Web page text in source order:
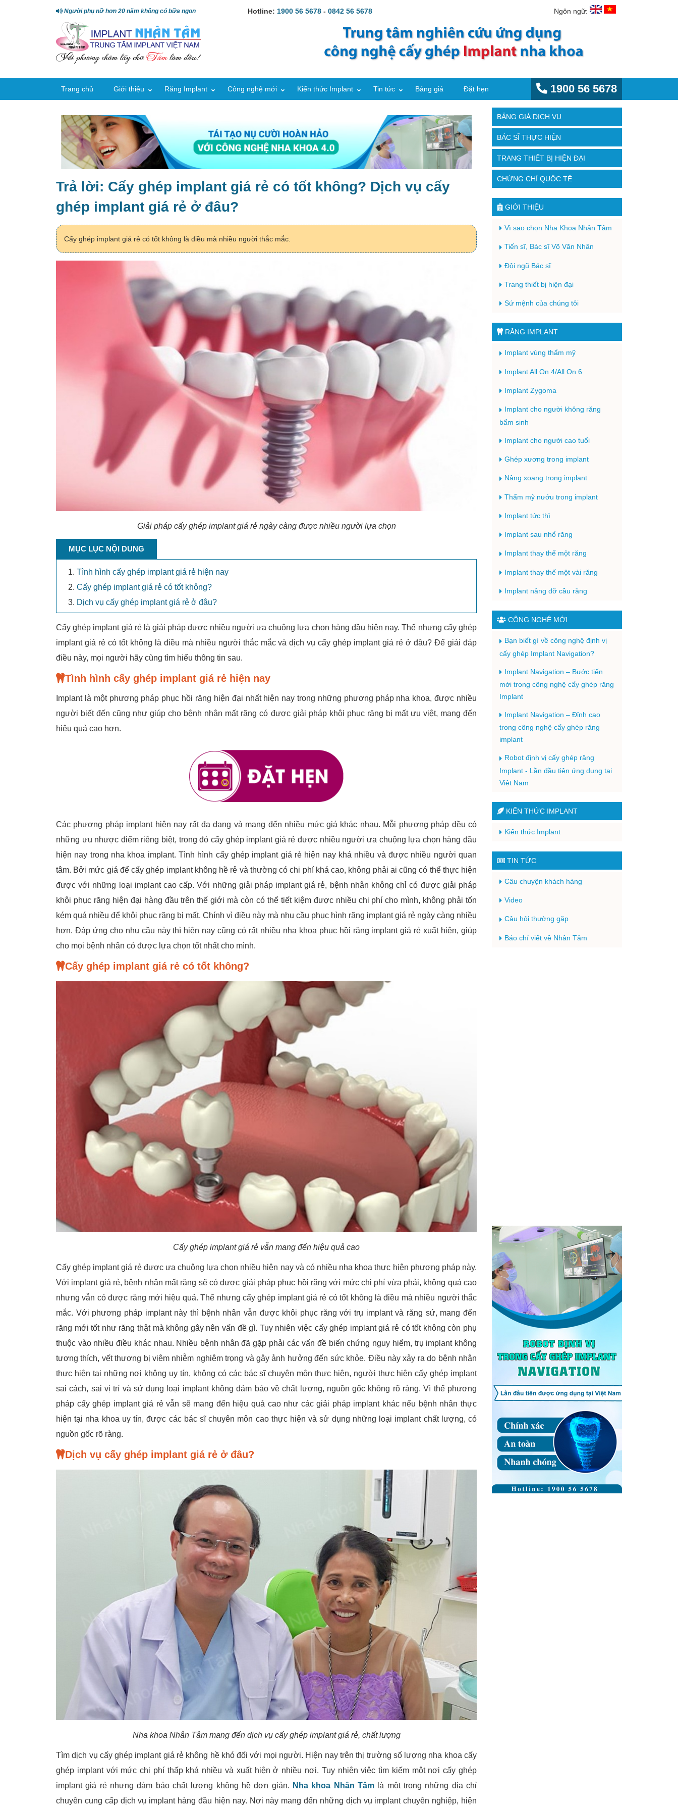
Người phụ nữ hơn 20 năm không có bữa ngon Hotline: 1900 56 5678 -0842 56 5678 Ngôn ngữ:
Trang chủ Giới thiệu Răng Implant Công nghệ mới Kiến thức Implant Tin tức Bảng giá Đặt hẹn 1900 56 5678
Trả lời: Cấy ghép implant giá rẻ có tốt không? Dịch vụ cấy
ghép implant giá rẻ ở đâu?
Cấy ghép implant giá rẻ có tốt không là điều mà nhiều người thắc mắc.
Giải pháp cấy ghép implant giá rẻ ngày càng được nhiều người lựa chọn
MỤC LỤC NỘI DUNG
Tình hình cấy ghép implant giá rẻ hiện nay
Cấy ghép implant giá rẻ có tốt không?
Dịch vụ cấy ghép implant giá rẻ ở đâu?
Cấy ghép implant giá rẻ là giải pháp được nhiều người ưa chuộng lựa chọn hàng đầu hiện nay. Thế nhưng cấy ghép
implant giá rẻ có tốt không là điều mà nhiều người thắc mắc và dịch vụ cấy ghép implant giá rẻ ở đâu? Để giải đáp
điều này, mọi người hãy cùng tìm hiểu thông tin sau.
Tình hình cấy ghép implant giá rẻ hiện nay
Implant là một phương pháp phục hồi răng hiện đại nhất hiện nay trong những phương pháp nha khoa, được nhiều
người biết đến cũng như giúp cho bệnh nhân mất răng có được giải pháp khôi phục răng bị mất ưu việt, mang đến
hiệu quả cao hơn.
Các phương pháp implant hiện nay rất đa dạng và mang đến nhiều mức giá khác nhau. Mỗi phương pháp đều có
những ưu nhược điểm riêng biệt, trong đó cấy ghép implant giá rẻ được nhiều người ưa chuộng lựa chọn hàng đầu
hiện nay trong nha khoa implant. Tình hình cấy ghép implant giá rẻ hiện nay khá nhiều và được nhiều người quan
tâm. Bởi mức giá để cấy ghép implant không hề rẻ và thường có chi phí khá cao, không phải ai cũng có thể thực hiện
được với những loại implant cao cấp. Với những giải pháp implant giá rẻ, bệnh nhân không chỉ có được giải pháp
khôi phục răng hiện đại hàng đầu trên thế giới mà còn có thể tiết kiệm được nhiều chi phí cho mình, không phải tốn
kém quá nhiều để khôi phục răng bị mất. Chính vì điều này mà nhu cầu phục hình răng implant giá rẻ ngày càng nhiều
hơn. Đáp ứng cho nhu cầu này thì hiện nay cũng có rất nhiều nha khoa phục hồi răng implant giá rẻ xuất hiện, giúp
cho mọi bệnh nhân có được lựa chọn tốt nhất cho mình.
Cấy ghép implant giá rẻ có tốt không?
Cấy ghép implant giá rẻ vẫn mang đến hiệu quả cao
Cấy ghép implant giá rẻ được ưa chuộng lựa chọn nhiều hiện nay và có nhiều nha khoa thực hiện phương pháp này.
Với implant giá rẻ, bệnh nhân mất răng sẽ có được giải pháp phục hồi răng với mức chi phí vừa phải, không quá cao
nhưng vẫn có được răng mới hiệu quả. Thế nhưng cấy ghép implant giá rẻ có tốt không là điều mà nhiều người thắc
mắc. Với phương pháp implant này thì bệnh nhân vẫn được khôi phục răng với trụ implant và răng sứ, mang đến
răng mới tốt như răng thật mà không gây nên vấn đề gì. Tuy nhiên việc cấy ghép implant giá rẻ có tốt không còn phụ
thuộc vào nhiều điều khác nhau. Nhiều bệnh nhân đã gặp phải các vấn đề biến chứng nguy hiểm, trụ implant không
tương thích, vết thương bị viêm nhiễm nghiêm trọng và gây ảnh hưởng đến sức khỏe. Điều này xảy ra do bệnh nhân
thực hiện tại những nơi không uy tín, không có các bác sĩ chuyên môn thực hiện, người thực hiện cấy ghép implant
sai cách, sai vị trí và sử dụng loại implant không đảm bảo về chất lượng, nguồn gốc không rõ ràng. Vì thế phương
pháp cấy ghép implant giá rẻ vẫn sẽ mang đến hiệu quả cao như các giải pháp implant khác nếu bệnh nhân thực
hiện tại nha khoa uy tín, được các bác sĩ chuyên môn cao thực hiện và sử dụng những loại implant chất lượng, có
nguồn gốc rõ ràng.
Dịch vụ cấy ghép implant giá rẻ ở đâu?
Nha khoa Nhân Tâm mang đến dịch vụ cấy ghép implant giá rẻ, chất lượng
Tìm dịch vụ cấy ghép implant giá rẻ không hề khó đối với mọi người. Hiện nay trên thị trường số lượng nha khoa cấy
ghép implant với mức chi phí thấp khá nhiều và xuất hiện ở nhiều nơi. Tuy nhiên việc tìm kiếm một nơi cấy ghép
implant giá rẻ nhưng đảm bảo chất lượng không hề đơn giản. Nha khoa Nhân Tâm là một trong những địa chỉ
chuyên cung cấp dịch vụ implant hàng đầu hiện nay. Nơi này mang đến những dịch vụ implant chuyên nghiệp, hiện
BẢNG GIÁ DỊCH VỤ
BÁC SĨ THỰC HIỆN
TRANG THIẾT BỊ HIỆN ĐẠI
CHỨNG CHỈ QUỐC TẾ
GIỚI THIỆU
Vì sao chọn Nha Khoa Nhân Tâm
Tiến sĩ, Bác sĩ Võ Văn Nhân
Đội ngũ Bác sĩ
Trang thiết bị hiện đại
Sứ mệnh của chúng tôi
RĂNG IMPLANT
Implant vùng thẩm mỹ
Implant All On 4/All On 6
Implant Zygoma
Implant cho người không răng
bẩm sinh
Implant cho người cao tuổi
Ghép xương trong implant
Nâng xoang trong implant
Thẩm mỹ nướu trong implant
Implant tức thì
Implant sau nhổ răng
Implant thay thế một răng
Implant thay thế một vài răng
Implant nâng đỡ cầu răng
CÔNG NGHỆ MỚI
Bạn biết gì về công nghệ định vị
cấy ghép Implant Navigation?
Implant Navigation – Bước tiến
mới trong công nghệ cấy ghép răng
Implant
Implant Navigation – Đỉnh cao
trong công nghệ cấy ghép răng
implant
Robot định vị cấy ghép răng
Implant - Lần đầu tiên ứng dụng tại
Việt Nam
KIẾN THỨC IMPLANT
Kiến thức Implant
TIN TỨC
Câu chuyện khách hàng
Video
Câu hỏi thường gặp
Báo chí viết về Nhân Tâm